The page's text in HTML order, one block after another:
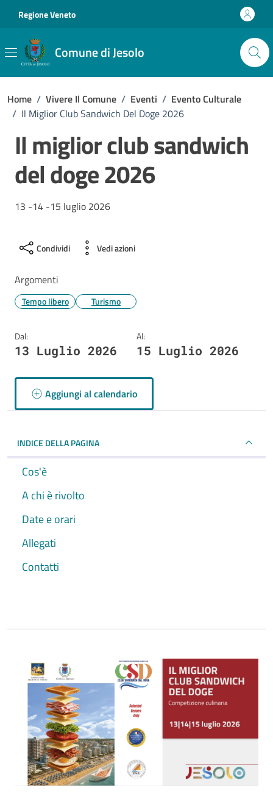
Regione Veneto
Comune di Jesolo
Home / Vivere Il Comune / Eventi / Evento Culturale
/ Il Miglior Club Sandwich Del Doge 2026
Il miglior club sandwich
del doge 2026
13 -14 -15 luglio 2026
Condividi Vedi azioni
Argomenti
Tempo libero Turismo
Dal:
13 Luglio 2026
Al:
15 Luglio 2026
Aggiungi al calendario
INDICE DELLA PAGINA
Cos'è
A chi è rivolto
Date e orari
Allegati
Contatti